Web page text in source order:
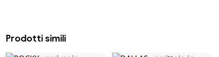
Prodotti simili